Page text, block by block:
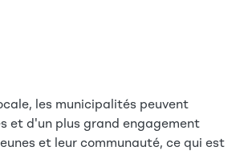
les municipalités peuvent
et d'un plus grand engagement
et leur communauté, ce qui est